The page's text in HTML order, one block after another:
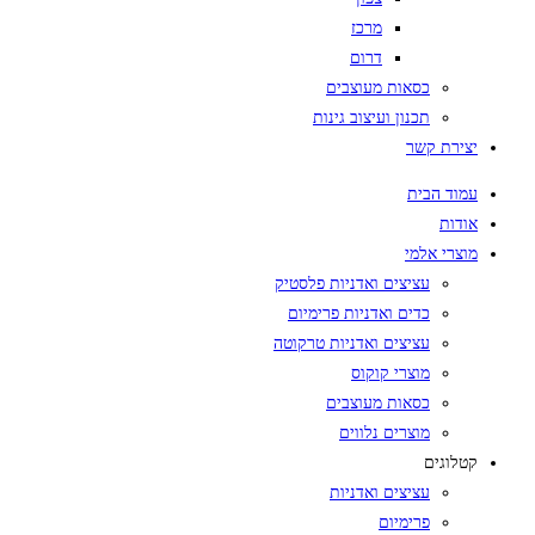
מרכז
דרום
כסאות מעוצבים
תכנון ועיצוב גינות
יצירת קשר
עמוד הבית
אודות
מוצרי אלמי
עציצים ואדניות פלסטיק
כדים ואדניות פרימיום
עציצים ואדניות טרקוטה
מוצרי קוקוס
כסאות מעוצבים
מוצרים נלווים
קטלוגים
עציצים ואדניות
פרימיום